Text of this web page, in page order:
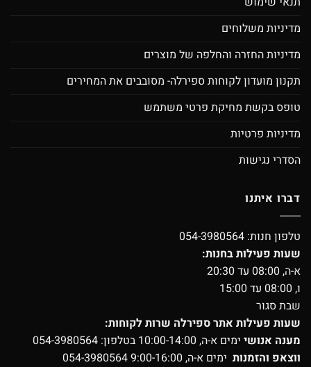
מדיניות משלוחים
מדיניות החזרה והחלפה של מוצרים
תקנון מועדון לקוחות ספירלה- מסובבים את המחירים
טופס בקשת מחיקת פרטי משתמש
מדיניות פרטיות
הסדרי נגישות
דברו איתנו
טלפון חנות:054-3980564
שעות פעילות בחנות:
א-ה, 08:00 עד 20:30
ו, 08:00 עד 15:00
שבת סגור
שעות פעילות אתר ספירלה שרות לקוחות:
מענה אנושיימים א-ה, 10:00-14:00 בטלפון:
054-3980564
ווצאפ והזמנותימים א-ה, 9:00-16:00 054-3980564